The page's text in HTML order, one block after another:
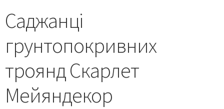
Саджанці
грунтопокривних
троянд Скарлет
Мейяндекор